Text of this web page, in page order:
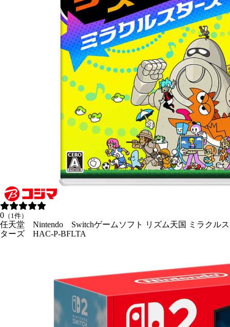
0 （1件）
任天堂 Nintendo Switchゲームソフト リズム天国 ミラクルス
ターズ HAC-P-BFLTA